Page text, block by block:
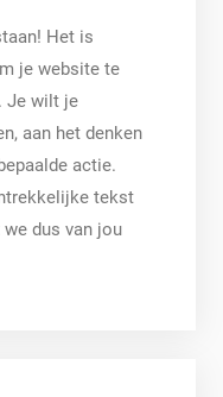
Het is
je website te
Je wilt je
aan het denken
actie.
tekst
dus van jou